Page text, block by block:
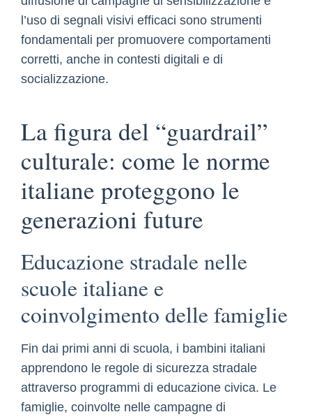
l’uso di segnali visivi efficaci sono strumenti
fondamentali per promuovere comportamenti
corretti, anche in contesti digitali e di
socializzazione.
La figura del “guardrail”
culturale: come le norme
italiane proteggono le
generazioni future
Educazione stradale nelle
scuole italiane e
coinvolgimento delle famiglie
Fin dai primi anni di scuola, i bambini italiani
apprendono le regole di sicurezza stradale
attraverso programmi di educazione civica. Le
famiglie, coinvolte nelle campagne di